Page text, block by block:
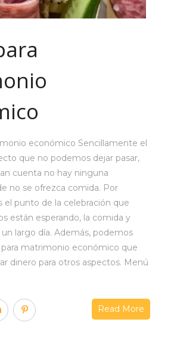
económico Sencillamente el
que no podemos dejar pasar,
cuenta no hay ninguna
no se ofrezca comida. Por
el punto de la celebración que
están esperando, la comida y
largo día. Además, podemos
matrimonio económico que
dinero para otros aspectos. Menú
Read More